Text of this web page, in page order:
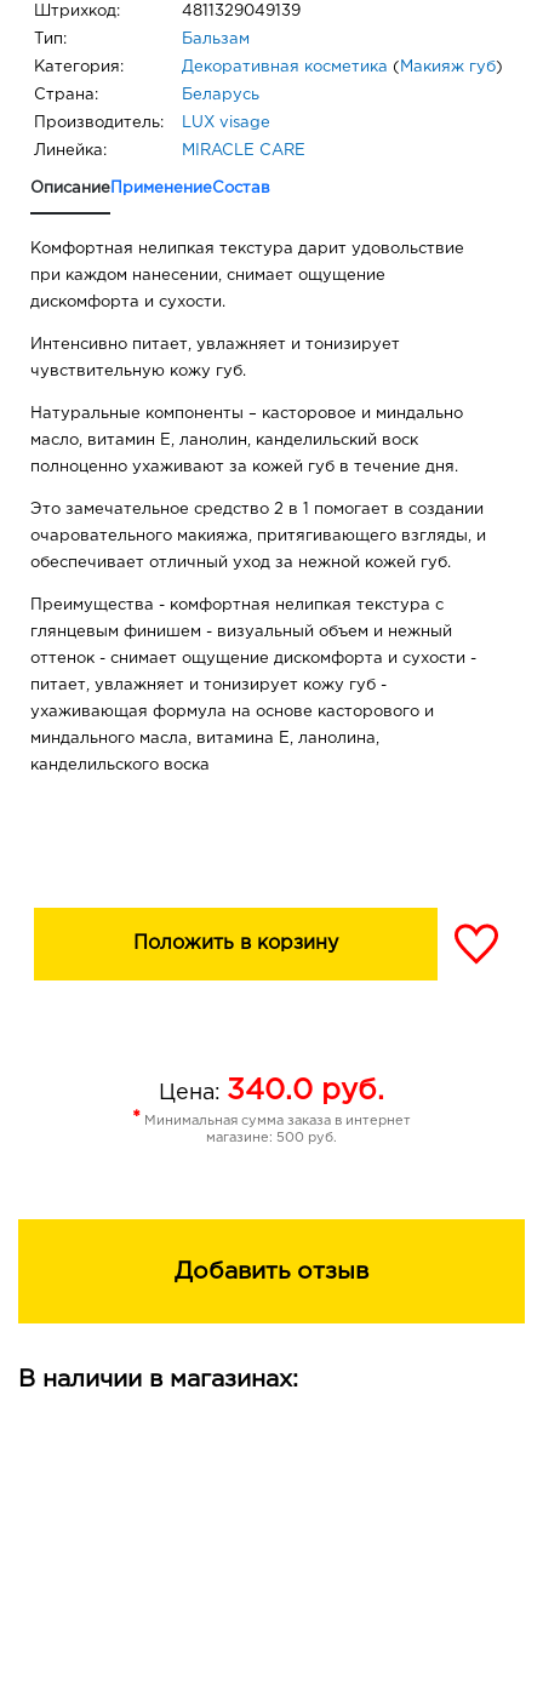
Штрихкод: 4811329049139
Тип: Бальзам
Категория: Декоративная косметика ( Макияж губ)
Страна: Беларусь
Производитель: LUX visage
Линейка: MIRACLE CARE
Описание ПрименениеСостав
Комфортная нелипкая текстура дарит удовольствие
при каждом нанесении, снимает ощущение
дискомфорта и сухости.
Интенсивно питает, увлажняет и тонизирует
чувствительную кожу губ.
Натуральные компоненты – касторовое и миндально
масло, витамин Е, ланолин, канделильский воск
полноценно ухаживают за кожей губ в течение дня.
Это замечательное средство 2 в 1 помогает в создании
очаровательного макияжа, притягивающего взгляды, и
обеспечивает отличный уход за нежной кожей губ.
Преимущества - комфортная нелипкая текстура с
глянцевым финишем - визуальный объем и нежный
оттенок - снимает ощущение дискомфорта и сухости -
питает, увлажняет и тонизирует кожу губ -
ухаживающая формула на основе касторового и
миндального масла, витамина Е, ланолина,
канделильского воска
Положить в корзину
Цена: 340.0 руб.
* Минимальная сумма заказа в интернет
магазине: 500 руб.
Добавить отзыв
В наличии в магазинах: